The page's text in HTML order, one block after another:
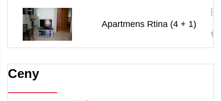
Apartmens Rtina (4 + 1)
Ceny